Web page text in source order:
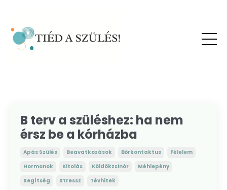
B terv a szüléshez: ha nem
érsz be a kórházba
Apás Szülés Beavatkozások Bőrkontaktus
Félelem
Hormonok
Kitolás Köldökzsinór
Méhlepény
Segítség
Stressz Tévhitek